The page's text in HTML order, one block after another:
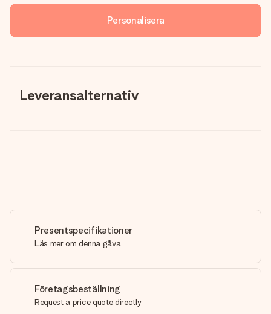
Personalisera
Leveransalternativ
Presentspecifikationer
Läs mer om denna gåva
Företagsbeställning
Request a price quote directly